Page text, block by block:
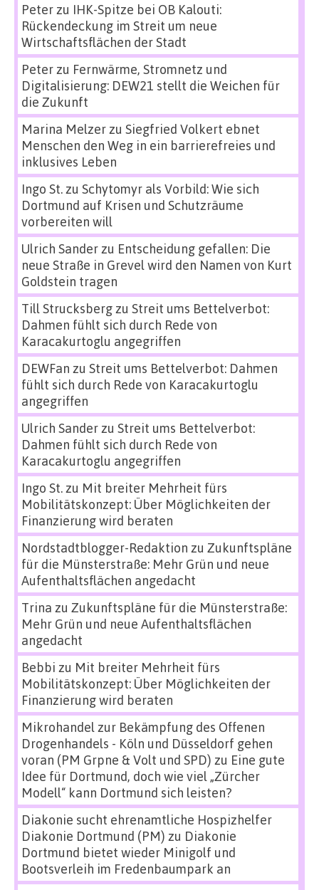
Peterzu IHK-Spitze bei OB Kalouti:
Rückendeckung im Streit um neue
Wirtschaftsflächen der Stadt
Peterzu Fernwärme, Stromnetz und
Digitalisierung: DEW21 stellt die Weichen für
die Zukunft
Marina Melzerzu Siegfried Volkert ebnet
Menschen den Weg in ein barrierefreies und
inklusives Leben
Ingo St.zu Schytomyr als Vorbild: Wie sich
Dortmund auf Krisen und Schutzräume
vorbereiten will
Ulrich Sanderzu Entscheidung gefallen: Die
neue Straße in Grevel wird den Namen von Kurt
Goldstein tragen
Till Strucksbergzu Streit ums Bettelverbot:
Dahmen fühlt sich durch Rede von
Karacakurtoglu angegriffen
DEWFan zu Streit ums Bettelverbot: Dahmen
fühlt sich durch Rede von Karacakurtoglu
angegriffen
Ulrich Sanderzu Streit ums Bettelverbot:
Dahmen fühlt sich durch Rede von
Karacakurtoglu angegriffen
Ingo St.zu Mit breiter Mehrheit fürs
Mobilitätskonzept: Über Möglichkeiten der
Finanzierung wird beraten
Nordstadtblogger-Redaktion zu Zukunftspläne
für die Münsterstraße: Mehr Grün und neue
Aufenthaltsflächen angedacht
Trina zu Zukunftspläne für die Münsterstraße:
Mehr Grün und neue Aufenthaltsflächen
angedacht
Bebbi zu Mit breiter Mehrheit fürs
Mobilitätskonzept: Über Möglichkeiten der
Finanzierung wird beraten
Mikrohandel zur Bekämpfung des Offenen
Drogenhandels - Köln und Düsseldorf gehen
voran (PM Grpne & Volt und SPD) zu Eine gute
Idee für Dortmund, doch wie viel „Zürcher
Modell“ kann Dortmund sich leisten?
Diakonie sucht ehrenamtliche Hospizhelfer
Diakonie Dortmund (PM) zu Diakonie
Dortmund bietet wieder Minigolf und
Bootsverleih im Fredenbaumpark an